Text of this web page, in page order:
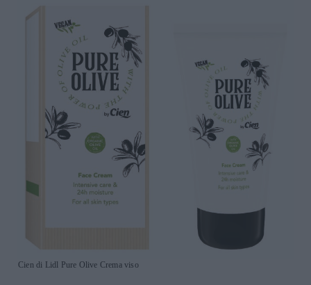
Cien di Lidl Pure Olive Crema viso